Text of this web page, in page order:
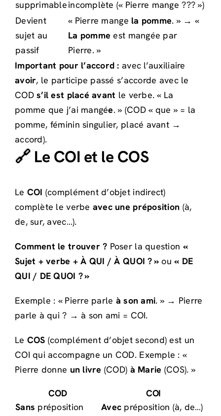
supprimableincomplète (« Pierre mange ??? »)
Devient
sujet au
passif
« Pierre mange la pomme. » → «
La pomme est mangée par
Pierre. »
Important pour l’accord : avec l’auxiliaire
avoir, le participe passé s’accorde avec le
CODs’il est placé avant le verbe. « La
pomme que j’ai mangée. » (COD « que » = la
pomme, féminin singulier, placé avant →
accord).
🔗 Le COI et le COS
Le COI (complément d’objet indirect)
complète le verbe avec une préposition (à,
de, sur, avec…).
Comment le trouver ? Poser la question «
Sujet + verbe + À QUI / À QUOI ? » ou« DE
QUI / DE QUOI ? »
Exemple : « Pierre parle à son ami. » → Pierre
parle à qui ? → à son ami = COI.
Le COS (complément d’objet second) est un
COI qui accompagne un COD. Exemple : «
Pierre donne un livre (COD) à Marie (COS). »
COD
COI
Sans préposition Avec préposition (à, de…)